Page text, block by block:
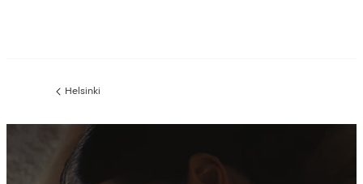
Forrige
:
Helsinki